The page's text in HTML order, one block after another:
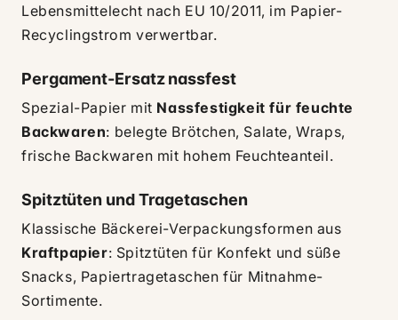
Lebensmittelecht nach EU 10/2011, im Papier-
Recyclingstrom verwertbar.
Pergament-Ersatz nassfest
Spezial-Papier mit Nassfestigkeit für feuchte
Backwaren: belegte Brötchen, Salate, Wraps,
frische Backwaren mit hohem Feuchteanteil.
Spitztüten und Tragetaschen
Klassische Bäckerei-Verpackungsformen aus
Kraftpapier: Spitztüten für Konfekt und süße
Snacks, Papiertragetaschen für Mitnahme-
Sortimente.